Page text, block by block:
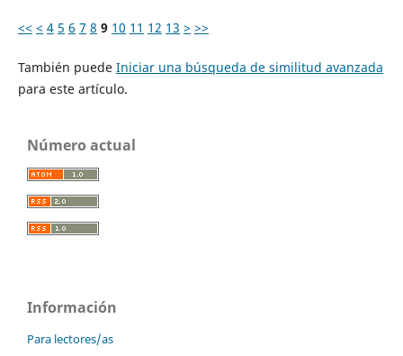
<< < 4 5 6 7 8 9 10 11 12 13 > >>
También puede Iniciar una búsqueda de similitud avanzada
para este artículo.
Número actual
Información
Para lectores/as